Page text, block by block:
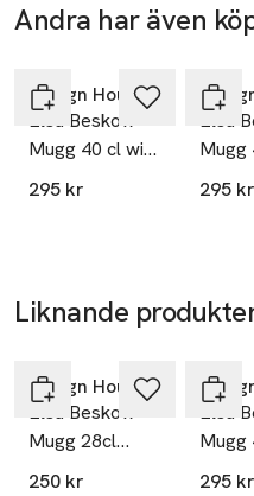
Andra har även
Design House Stockholm
Elsa Beskow
Mugg 40 cl with
handle August
295 kr
Elsa
Mugg
handle
295 kr
Liknande
Design House Stockholm
Elsa Beskow
Mugg 28cl
Flower Girl
250 kr
Elsa
Mugg
295 kr